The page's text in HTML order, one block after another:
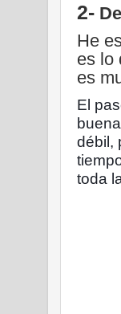
2-
He
es lo
es
El
débil,
toda